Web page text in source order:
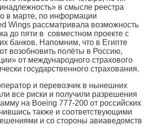
в смысле реестра
в марте, по информации
Wings рассматривала возможность
до пяти в совместном проекте с
банков. Напомним, что в Египте
возобновить полёты в Россию,
от международного страхового
государственного страхования.
и перевозчик в нынешних
все риски и получили разрешения
на Boeing 777-200 от российских
также и соответствующими
и со стороны авиаведомств